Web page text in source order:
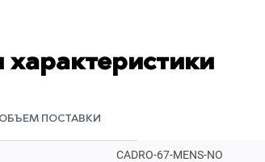
ОБЪЕМ ПОСТАВКИ
CADRO-67-MENS-NO